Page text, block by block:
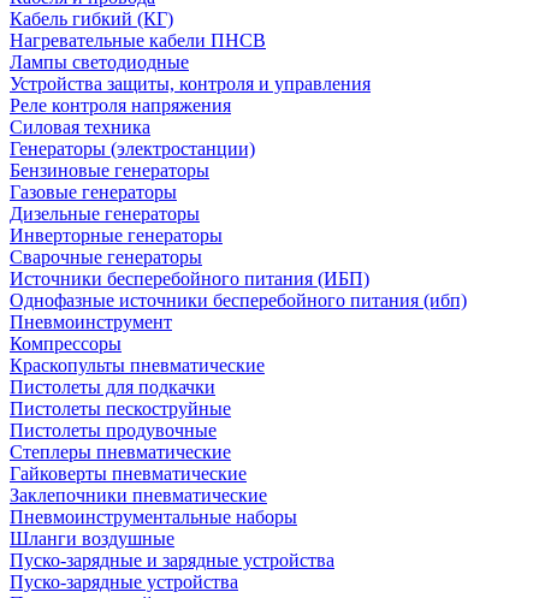
Кабель гибкий (КГ)
Нагревательные кабели ПНСВ
Лампы светодиодные
Устройства защиты, контроля и управления
Реле контроля напряжения
Силовая техника
Генераторы (электростанции)
Бензиновые генераторы
Газовые генераторы
Дизельные генераторы
Инверторные генераторы
Сварочные генераторы
Источники бесперебойного питания (ИБП)
Однофазные источники бесперебойного питания (ибп)
Пневмоинструмент
Компрессоры
Краскопульты пневматические
Пистолеты для подкачки
Пистолеты пескоструйные
Пистолеты продувочные
Степлеры пневматические
Гайковерты пневматические
Заклепочники пневматические
Пневмоинструментальные наборы
Шланги воздушные
Пуско-зарядные и зарядные устройства
Пуско-зарядные устройства